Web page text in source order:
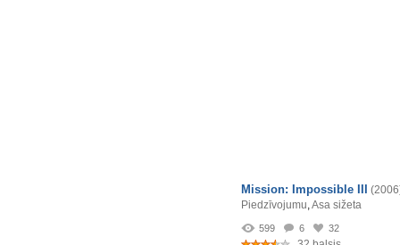
Mission: Impossible III
Piedzīvojumu,Asa sižeta
599 6 32